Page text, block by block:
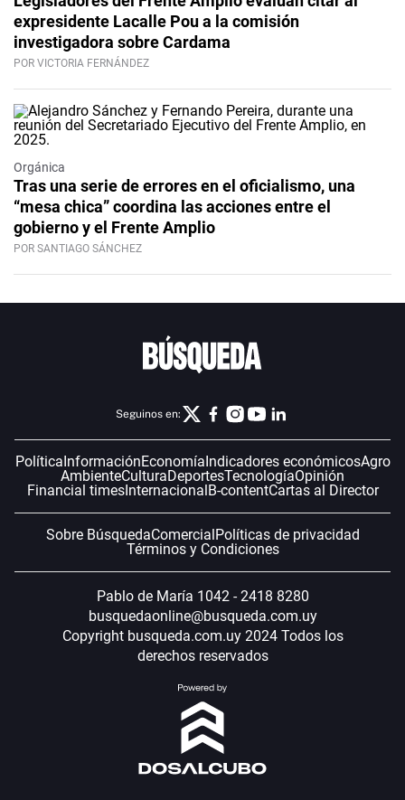
expresidente Lacalle Pou a la comisión
investigadora sobre Cardama
POR VICTORIA FERNÁNDEZ
Orgánica
Tras una serie de errores en el oficialismo, una
“mesa chica” coordina las acciones entre el
gobierno y el Frente Amplio
POR SANTIAGO SÁNCHEZ
Seguinos en:
PolíticaInformaciónEconomíaIndicadores económicosAgro
AmbienteCulturaDeportesTecnologíaOpinión
Financial timesInternacionalB-contentCartas al Director
Sobre BúsquedaComercialPolíticas de privacidad
Términos y Condiciones
Pablo de María 1042 - 2418 8280
busquedaonline@busqueda.com.uy
Copyright busqueda.com.uy 2024 Todos los
derechos reservados